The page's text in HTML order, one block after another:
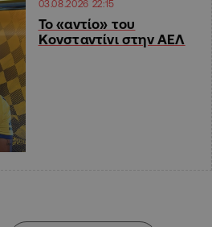
03.08.2026 22:15
Το «αντίο» του
Κονσταντίνι στην ΑΕΛ